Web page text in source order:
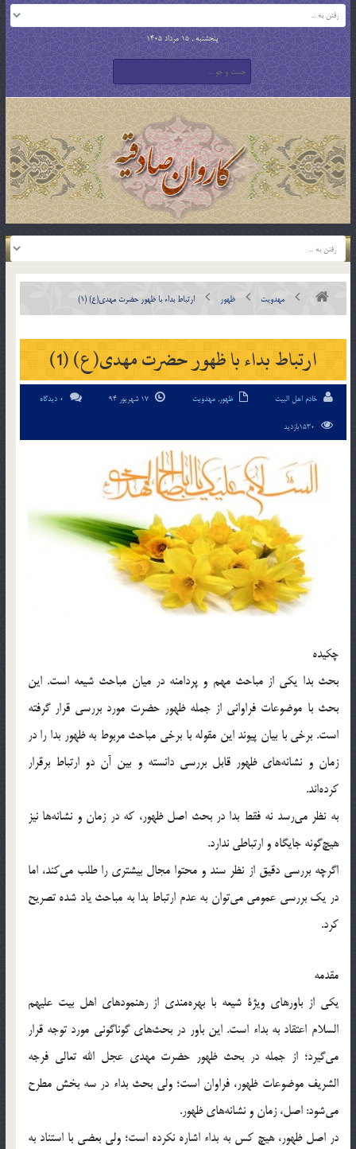
پنجشنبه , 15 مرداد 1405
مهدویت ظهور ارتباط بداء با ظهور حضرت مهدی(ع) (1)
ارتباط بداء با ظهور حضرت مهدی(ع) (1)
خادم اهل البیت ظهور, مهدویت 0 دیدگاه
چكيده
بحث بدا يكي از مباحث مهم و پردامنه در ميان مباحث شيعه است. اين
بحث با موضوعات فراواني از جمله ظهور حضرت مورد بررسي قرار گرفته
است. برخي با بيان پيوند اين مقوله با برخي مباحث مربوط به ظهور بدا را در
زمان و نشانه‌هاي ظهور قابل بررسي دانسته و بين آن دو ارتباط برقرار
كرده‌اند.
به نظر مي‌رسد نه فقط بدا در بحث اصل ظهور، كه در زمان و نشانه‌ها نيز
هيچ‌گونه جايگاه و ارتباطي ندارد.
اگرچه بررسي دقيق از نظر سند و محتوا مجال بيشتري را طلب مي‌كند، اما
در يك بررسي عمومي مي‌توان به عدم ارتباط بدا به مباحث ياد شده تصريح
كرد.
مقدمه
يكي از باورهاي ويژة شيعه با بهره‌مندي از رهنمودهاي اهل بيت عليهم
السلام اعتقاد به بداء است. اين باور در بحث‌هاي گوناگوني مورد توجه قرار
مي‌گيرد؛ از جمله در بحث ظهور حضرت مهدي عجل الله تعالي فرجه
الشريف موضوعات ظهور، فراوان است؛ ولي بحث بداء در سه بخش مطرح
مي‌شود: اصل، زمان و نشانه‌هاي ظهور.
در اصل ظهور، هيچ كس به بداء اشاره نكرده است؛ ولي بعضي با استناد به